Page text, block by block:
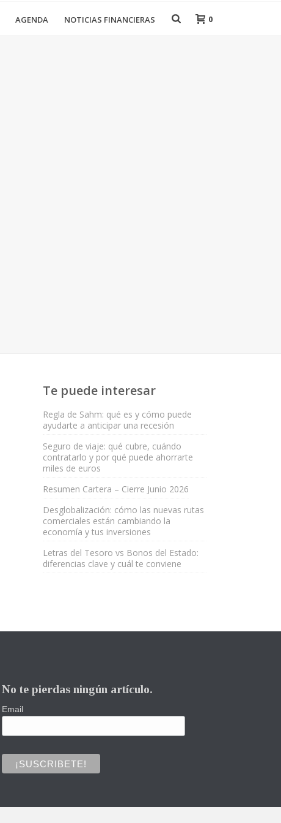
AGENDA NOTICIAS FINANCIERAS 0
Te puede interesar
Regla de Sahm: qué es y cómo puede
ayudarte a anticipar una recesión
Seguro de viaje: qué cubre, cuándo
contratarlo y por qué puede ahorrarte
miles de euros
Resumen Cartera – Cierre Junio 2026
Desglobalización: cómo las nuevas rutas
comerciales están cambiando la
economía y tus inversiones
Letras del Tesoro vs Bonos del Estado:
diferencias clave y cuál te conviene
No te pierdas ningún artículo.
Email